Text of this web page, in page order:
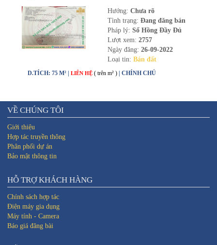
Hướng: Chưa rõ
Tình trạng: Đang đăng bán
Pháp lý: Sổ Hồng Đầy Đủ
Lượt xem: 2757
Ngày đăng: 26-09-2022
Loại tin: Bán đất
D.TÍCH: 75 M² | LIÊN HỆ ( trên m² ) | CHÍNH CHỦ
VỀ CHÚNG TÔI
Giới thiệu
Hợp tác truyền thông
Phân phối dự án
Bảo mật thông tin
HỖ TRỢ KHÁCH HÀNG
Chính sách hợp tác
Điện máy gia dụng
Máy tính - Camera
Báo giá đăng bài